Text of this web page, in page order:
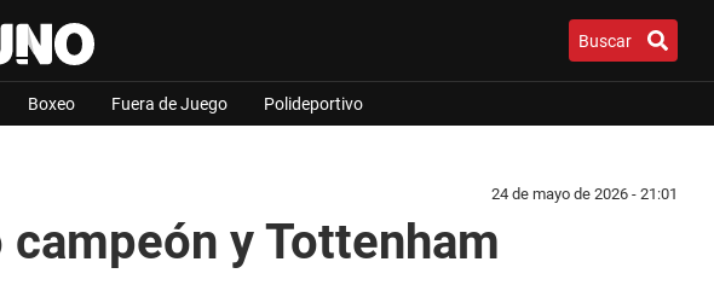
Buscar
Boxeo Fuera de Juego Polideportivo
24 de mayo de 2026 - 21:01
y Tottenham